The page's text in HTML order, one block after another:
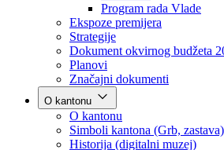
Vlada
Poslovnik
Program rada Vlade
Ekspoze premijera
Strategije
Dokument okvirnog budžeta
Planovi
Značajni dokumenti
O kantonu